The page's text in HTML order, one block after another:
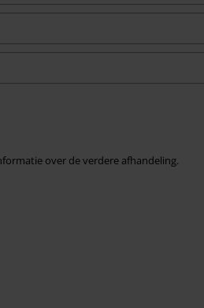
over de verdere afhandeling.